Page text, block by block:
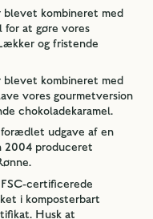
kombineret med
for at gøre vores
og fristende
kombineret med
vores gourmetversion
chokoladekaramel.
udgave af en
2004 produceret
certificerede
i komposterbart
Husk at